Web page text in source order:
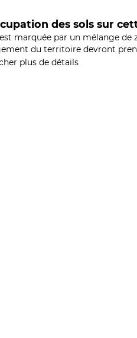
des sols sur
marquée par un mélange de
du territoire devront
plus de détails